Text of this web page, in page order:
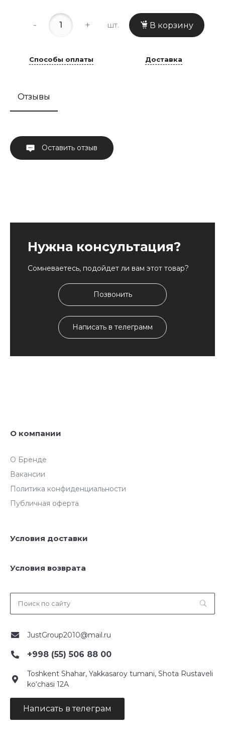
- + шт. В корзину
Способы оплаты Доставка
Отзывы
Оставить отзыв
Нужна консультация?
Сомневаетесь, подойдет ли вам этот товар?
Позвонить
Написать в телеграмм
О компании
О Бренде
Вакансии
Политика конфиденциальности
Публичная оферта
Условия доставки
Условия возврата
JustGroup2010@mail.ru
+998 (55) 506 88 00
Toshkent Shahar, Yakkasaroy tumani, Shota Rustaveli
ko‘chasi 12A
Написать в телеграм